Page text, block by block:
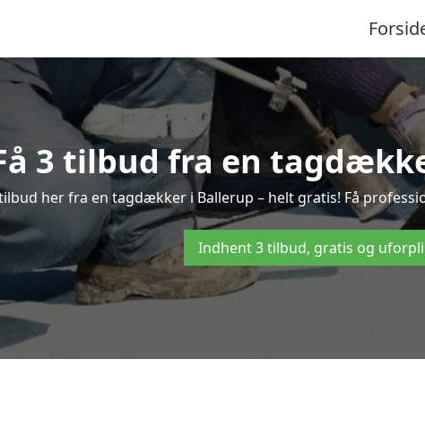
3 tilbud fra en
her fra en tagdækker i Ballerup – helt gratis! Få
Indhent 3 tilbud, gratis og